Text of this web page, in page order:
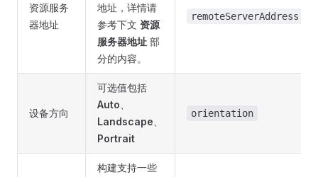
资源服务
器地址
地址，详情请
参考下文 资源
服务器地址 部
分的内容。
remoteServerAddress
设备方向
可选值包括
Auto
Landscape
Portrait
orientation
构建支持一些